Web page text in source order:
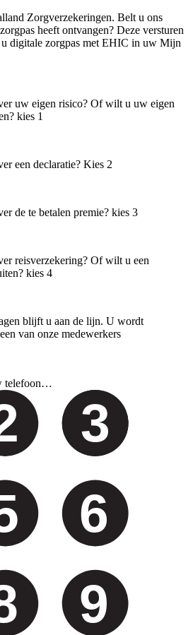
Zorgverzekeringen. Belt u ons
heeft ontvangen? Deze versturen
digitale zorgpas met EHIC in uw Mijn
uw eigen risico? Of wilt u uw eigen
kies 1
een declaratie? Kies 2
de te betalen premie? kies 3
reisverzekering? Of wilt u een
kies 4
blijft u aan de lijn. U wordt
van onze medewerkers
telefoon…
3
6
9